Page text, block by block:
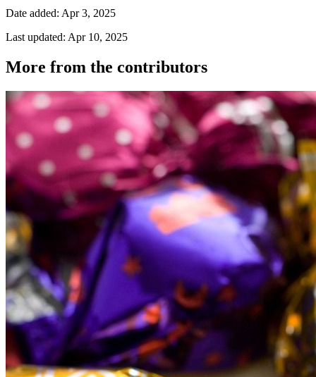
Date added: Apr 3, 2025
Last updated: Apr 10, 2025
More from the contributors